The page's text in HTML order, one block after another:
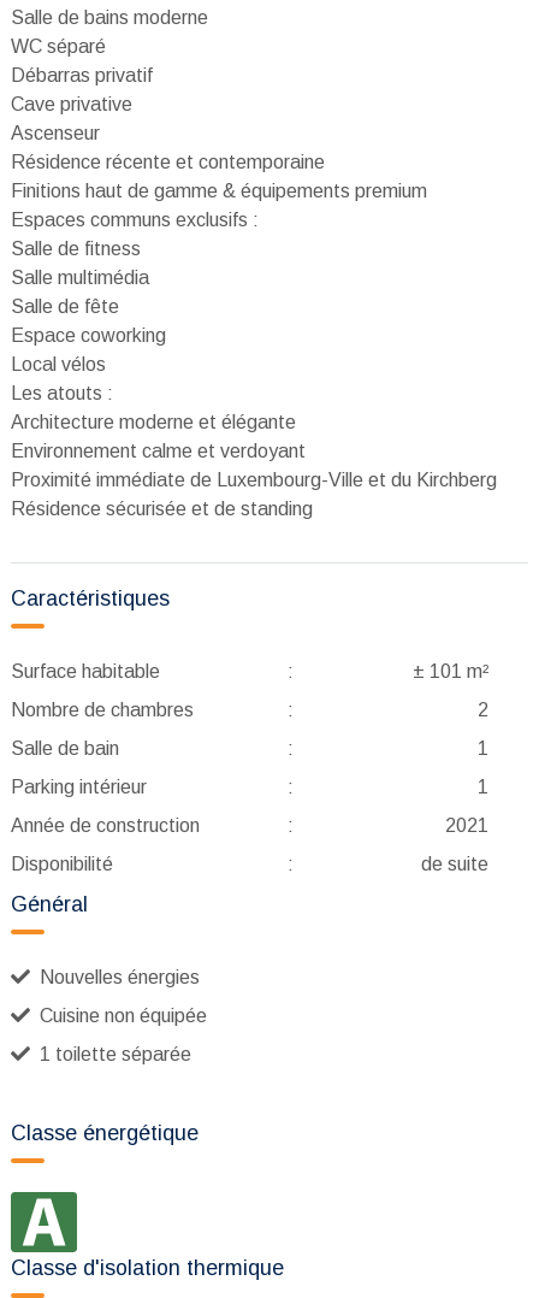
Salle de bains moderne
WC séparé
Débarras privatif
Cave privative
Ascenseur
Résidence récente et contemporaine
Finitions haut de gamme & équipements premium
Espaces communs exclusifs :
Salle de fitness
Salle multimédia
Salle de fête
Espace coworking
Local vélos
Les atouts :
Architecture moderne et élégante
Environnement calme et verdoyant
Proximité immédiate de Luxembourg-Ville et du Kirchberg
Résidence sécurisée et de standing
Caractéristiques
Surface habitable :
± 101 m²
Nombre de chambres
:
2
Salle de bain
:
1
Parking intérieur
:
1
Année de construction
:
2021
Disponibilité
: de suite
Général
Nouvelles énergies
Cuisine non équipée
1 toilette séparée
Classe énergétique
Classe d'isolation thermique